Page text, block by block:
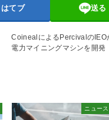
はてブ 送る
CoinealによるPercivalのIEO
電力マイニングマシンを開発
ニュース